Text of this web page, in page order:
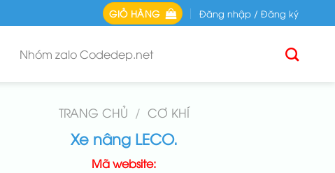
GIỎ HÀNG Đăng nhập / Đăng ký
Nhóm zalo Codedep.net
TRANG CHỦ / CƠ KHÍ
Xe nâng LECO.
Mã website: